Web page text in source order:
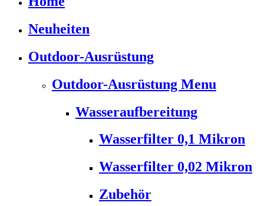
Neuheiten
Outdoor-Ausrüstung
Outdoor-Ausrüstung Menu
Wasseraufbereitung
Wasserfilter 0,1 Mikron
Wasserfilter 0,02 Mikron
Zubehör